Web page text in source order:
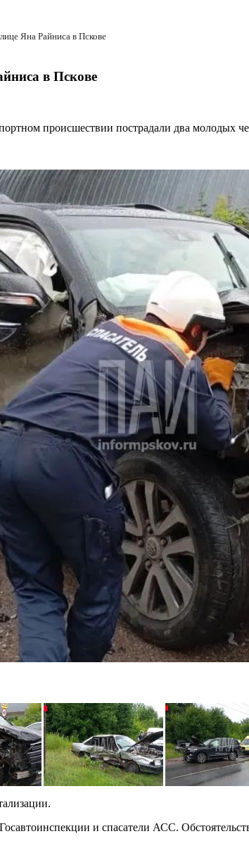
Яна Райниса в Пскове
в Пскове
происшествии пострадали два молодых
и спасатели АСС.